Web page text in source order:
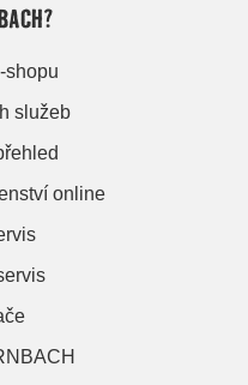
shopu
služeb
online